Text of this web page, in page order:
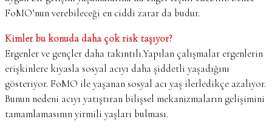
FoMO’nun verebileceği en ciddi zarar da budur.
Kimler bu konuda daha çok risk taşıyor?
Ergenler ve gençler daha takıntılı.Yapılan çalışmalar ergenlerin
erişkinlere kıyasla sosyal acıyı daha şiddetli yaşadığını
gösteriyor. FoMO ile yaşanan sosyal acı yaş ilerledikçe azalıyor.
Bunun nedeni acıyı yatıştıran bilişsel mekanizmaların gelişimini
tamamlamasının yirmili yaşları bulması.